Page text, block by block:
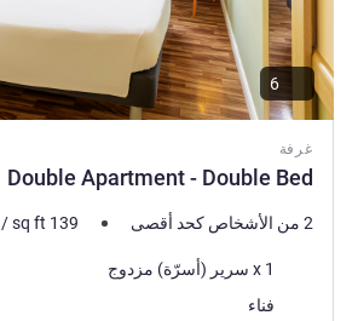
غرفة
Double Apartment - Double Bed
2 من الأشخاص كحد أقصى /sq ft 139
فرش السرير
1 x سرير (أسرّة) مزدوج
المناظر:فناء